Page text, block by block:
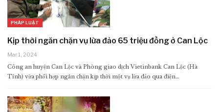
PHÁP LUẬT
Kịp thời ngăn chặn vụ lừa đảo 65 triệu đồng ở Can Lộc
Mar 1, 2024
Công an huyện Can Lộc và Phòng giao dịch Vietinbank Can Lộc (Hà
Tĩnh) vừa phối hợp ngăn chặn kịp thời một vụ lừa đảo qua điện…